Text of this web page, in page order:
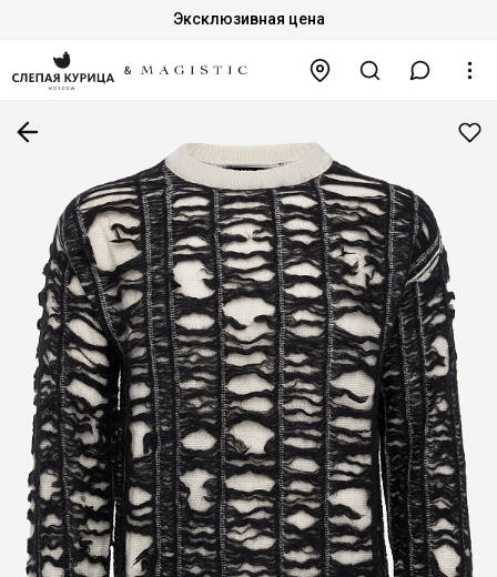
Эксклюзивная цена